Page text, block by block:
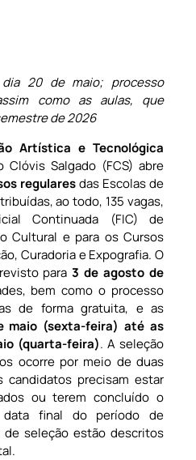
20 de maio; processo
como as aulas, que
de 2026
Artística e Tecnológica
Clóvis Salgado (FCS) abre
regularesdas Escolas de
ao todo, 135 vagas,
Continuada (FIC) de
Cultural e para os Cursos
Curadoria e Expografia. O
para3 de agosto de
bem como o processo
de forma gratuita, e as
maio (sexta-feira) até as
(quarta-feira). A seleção
ocorre por meio de duas
candidatos precisam estar
ou terem concluído o
final do período de
seleção estão descritos